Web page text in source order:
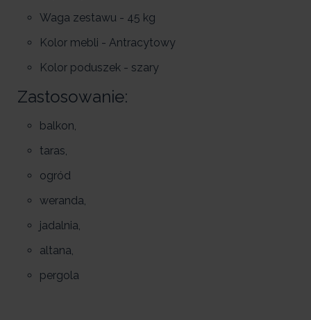
Waga zestawu - 45 kg
Kolor mebli - Antracytowy
Kolor poduszek - szary
Zastosowanie:
balkon,
taras,
ogród
weranda,
jadalnia,
altana,
pergola